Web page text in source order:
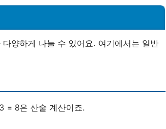
양하게 나눌 수 있어요. 여기에서는 일반
= 8은 산술 계산이죠.